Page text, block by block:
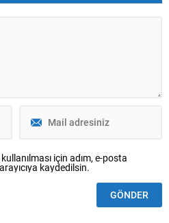
için adım, e-posta
kaydedilsin.